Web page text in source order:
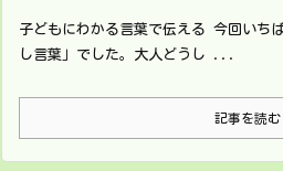
子どもにわかる言葉で伝える 今回いち
し言葉」でした。大人どうし ...
記事を読む